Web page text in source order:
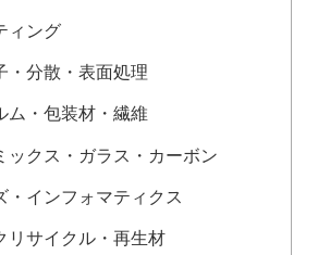
ィング
・分散・表面処理
ム・包装材・繊維
ックス・ガラス・カーボン
・インフォマティクス
リサイクル・再生材